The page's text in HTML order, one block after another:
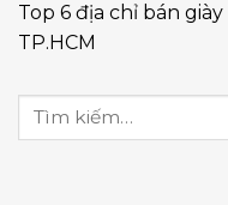
Top 6 địa chỉ bán
TP.HCM